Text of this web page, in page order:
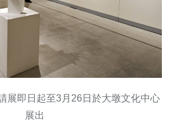
展即日起至3月26日於大墩文化中心
展出